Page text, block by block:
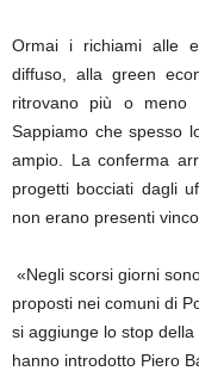
Ormai i richiami alle
diffuso, alla green
ritrovano più o meno
Sappiamo che spesso
ampio. La conferma
progetti bocciati dagli
non erano presenti
«Negli scorsi giorni
proposti nei comuni di
si aggiunge lo stop
hanno introdotto Piero